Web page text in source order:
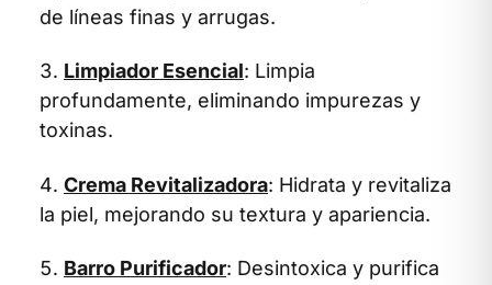
de líneas finas y arrugas.
Limpiador Esencial: Limpia
profundamente, eliminando impurezas y
toxinas.
Crema Revitalizadora: Hidrata y revitaliza
la piel, mejorando su textura y apariencia.
Barro Purificador: Desintoxica y purifica